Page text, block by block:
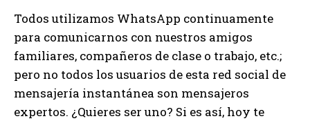
Todos utilizamos WhatsApp continuamente
para comunicarnos con nuestros amigos
familiares, compañeros de clase o trabajo, etc.;
pero no todos los usuarios de esta red social de
mensajería instantánea son mensajeros
expertos. ¿Quieres ser uno? Si es así, hoy te